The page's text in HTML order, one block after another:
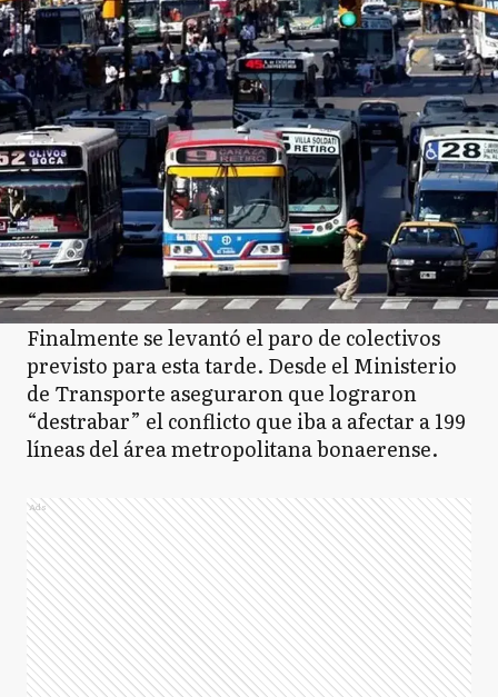
Finalmente se levantó el paro de colectivos
previsto para esta tarde. Desde el Ministerio
de Transporte aseguraron que lograron
“destrabar” el conflicto que iba a afectar a 199
líneas del área metropolitana bonaerense.
Ads